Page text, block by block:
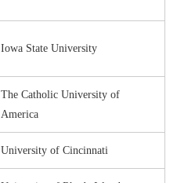
Iowa State University
The Catholic University of
America
University of Cincinnati